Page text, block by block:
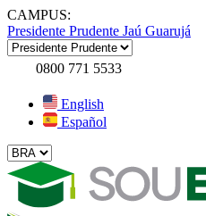
CAMPUS:
Presidente Prudente Jaú Guarujá
0800 771 5533
English
Español